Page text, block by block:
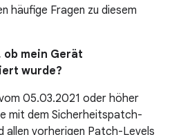
häufige Fragen zu diesem
ob mein Gerät
wurde?
05.03.2021 oder höher
mit dem Sicherheitspatch-
allen vorherigen Patch-Levels